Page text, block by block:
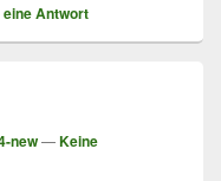
Antwort
new—Keine